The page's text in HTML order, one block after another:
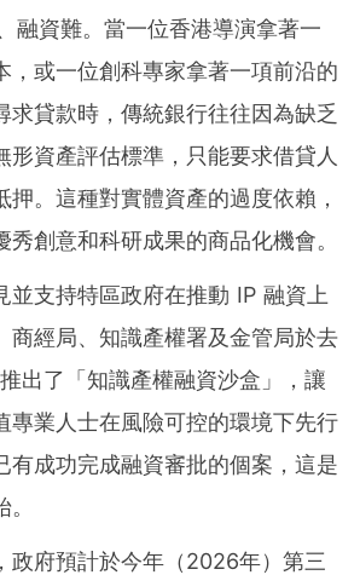
融資難。當一位香港導演拿著一
，或一位創科專家拿著一項前沿的
求貸款時，傳統銀行往往因為缺乏
形資產評估標準，只能要求借貸人
押。這種對實體資產的過度依賴，
秀創意和科研成果的商品化機會。
並支持特區政府在推動 IP 融資上
商經局、知識產權署及金管局於去
出了「知識產權融資沙盒」，讓
專業人士在風險可控的環境下先行
有成功完成融資審批的個案，這是
政府預計於今年（2026年）第三